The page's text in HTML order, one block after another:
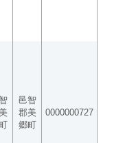
邑智
郡美
郷町
0000000727